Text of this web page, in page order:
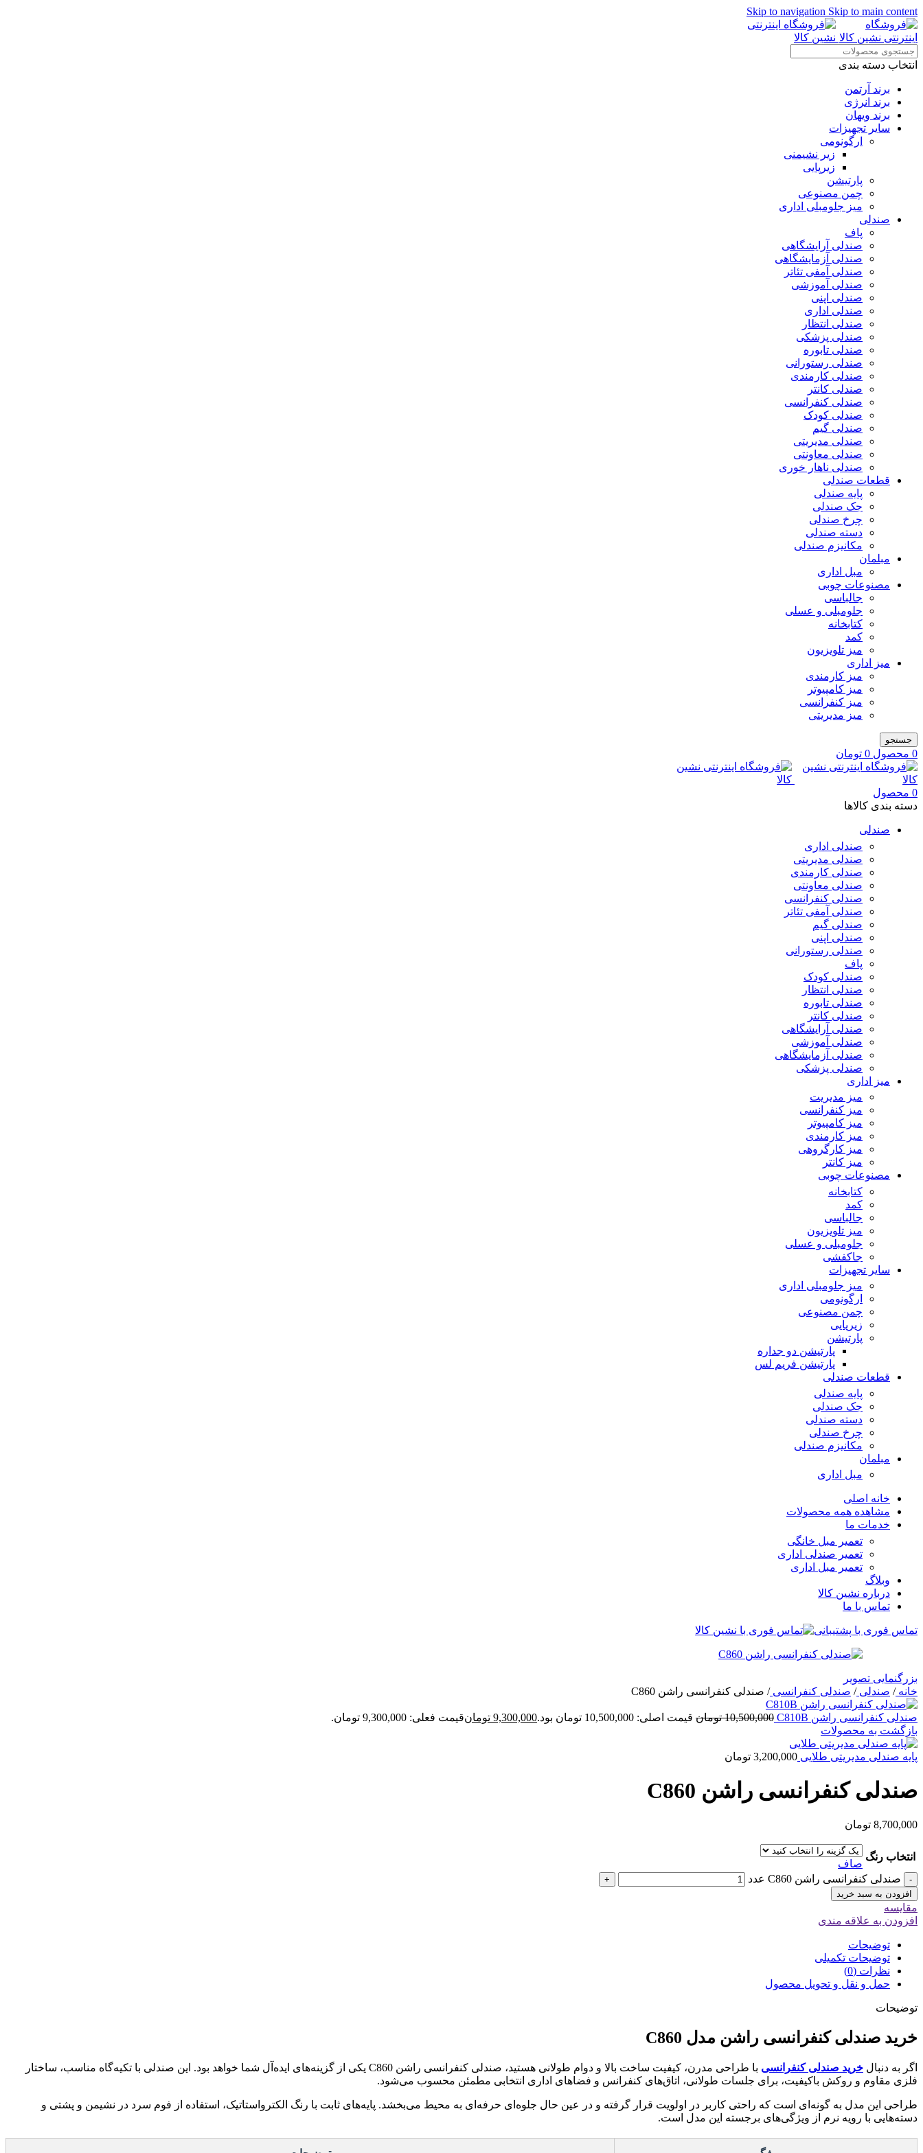
Skip to navigation Skip to main content
انتخاب دسته بندی
برند آرتمن
برند انرژی
برند ویهان
سایر تجهیزات
ارگونومی
زیر نشیمنی
زیرپایی
پارتیشن
چمن مصنوعی
میز جلومبلی اداری
صندلی
پاف
صندلی آرایشگاهی
صندلی آزمایشگاهی
صندلی آمفی تئاتر
صندلی آموزشی
صندلی اپنی
صندلی اداری
صندلی انتظار
صندلی پزشکی
صندلی تابوره
صندلی رستورانی
صندلی کارمندی
صندلی کانتر
صندلی کنفرانسی
صندلی کودک
صندلی گیم
صندلی مدیریتی
صندلی معاونتی
صندلی ناهار خوری
قطعات صندلی
پایه صندلی
جک صندلی
چرخ صندلی
دسته صندلی
مکانیزم صندلی
مبلمان
مبل اداری
مصنوعات چوبی
جالباسی
جلومبلی و عسلی
کتابخانه
کمد
میز تلویزیون
میز اداری
میز کارمندی
میز کامپیوتر
میز کنفرانسی
میز مدیریتی
جستجو
0 محصول 0 تومان
0 محصول
دسته بندی کالاها
صندلی
صندلی اداری
صندلی مدیریتی
صندلی کارمندی
صندلی معاونتی
صندلی کنفرانسی
صندلی آمفی تئاتر
صندلی گیم
صندلی اپنی
صندلی رستورانی
پاف
صندلی کودک
صندلی انتظار
صندلی تابوره
صندلی کانتر
صندلی آرایشگاهی
صندلی آموزشی
صندلی آزمایشگاهی
صندلی پزشکی
میز اداری
میز مدیریت
میز کنفرانسی
میز کامپیوتر
میز کارمندی
میز کارگروهی
میز کانتر
مصنوعات چوبی
کتابخانه
کمد
جالباسی
میز تلویزیون
جلومبلی و عسلی
جاکفشی
سایر تجهیزات
میز جلومبلی اداری
ارگونومی
چمن مصنوعی
زیرپایی
پارتیشن
پارتیشن دو جداره
پارتیشن فریم لس
قطعات صندلی
پایه صندلی
جک صندلی
دسته صندلی
چرخ صندلی
مکانیزم صندلی
مبلمان
مبل اداری
خانه اصلی
مشاهده همه محصولات
خدمات ما
تعمیر مبل خانگی
تعمیر صندلی اداری
تعمیر مبل اداری
وبلاگ
درباره نشین کالا
تماس با ما
تماس فوری با پشتیبانی
بزرگنمایی تصویر
خانه/ صندلی/ صندلی کنفرانسی/ صندلی کنفرانسی راشن C860
صندلی کنفرانسی راشن C810B 10,500,000 تومان قیمت اصلی: 10,500,000 تومان بود. 9,300,000 تومانقیمت فعلی: 9,300,000 تومان.
بازگشت به محصولات
پایه صندلی مدیریتی طلایی 3,200,000 تومان
صندلی کنفرانسی راشن C860
8,700,000 تومان
انتخاب رنگ
صاف
- صندلی کنفرانسی راشن C860 عدد
+
افزودن به سبد خرید
مقایسه
افزودن به علاقه مندی
توضیحات
توضیحات تکمیلی
نظرات (0)
حمل و نقل و تحویل محصول
توضیحات
خرید صندلی کنفرانسی راشن مدل
اگر به دنبال خرید صندلی کنفرانسی
با طراحی مدرن، کیفیت ساخت بالا و دوام طولانی هستید، صندلی کنفرانسی راشن C860 یکی از گزینه‌های ایده‌آل شما خواهد بود. این صندلی با تکیه‌گاه مناسب، ساختار
فلزی مقاوم و روکش باکیفیت، برای جلسات طولانی، اتاق‌های کنفرانس و فضاهای اداری انتخابی مطمئن محسوب می‌شود.
طراحی این مدل به گونه‌ای است که راحتی کاربر در اولویت قرار گرفته و در عین حال جلوه‌ای حرفه‌ای به محیط می‌بخشد. پایه‌های ثابت با رنگ الکترواستاتیک، استفاده از فوم سرد در نشیمن و پشتی و
دسته‌هایی با رویه نرم از ویژگی‌های برجسته این مدل است.